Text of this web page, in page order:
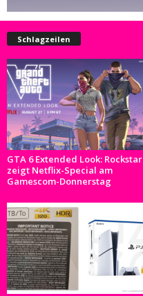
Schlagzeilen
GTA 6 Extended Look: Rockstar
zeigt Netflix-Special am
Gamescom-Donnerstag